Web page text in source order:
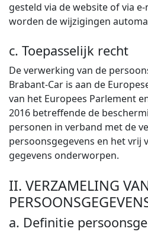
gesteld via de website of via
worden de wijzigingen
c. Toepasselijk recht
De verwerking van de
Brabant-Car is aan de
van het Europees Parlement
2016 betreffende de
personen in verband met de
persoonsgegevens en het vrij
gegevens onderworpen.
II. VERZAMELING
a. Definitie